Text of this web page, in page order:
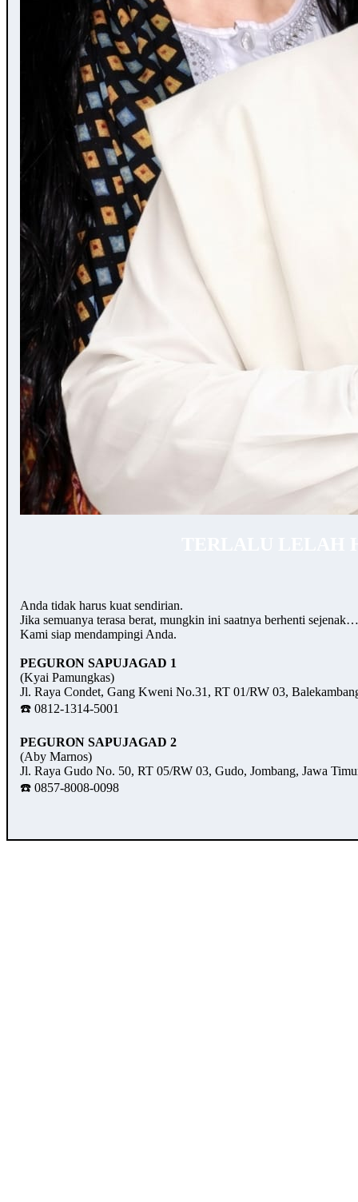
Anda tidak harus kuat sendirian.
Jika semuanya terasa berat, mungkin ini saatnya berhenti
Kami siap mendampingi Anda.
PEGURON SAPUJAGAD 1
(Kyai Pamungkas)
Jl. Raya Condet, Gang Kweni No.31, RT 01/RW 03,
☎️ 0812-1314-5001
PEGURON SAPUJAGAD 2
(Aby Marnos)
Jl. Raya Gudo No. 50, RT 05/RW 03, Gudo, Jombang, Jawa
☎️ 0857-8008-0098